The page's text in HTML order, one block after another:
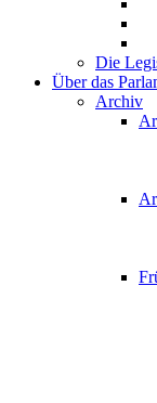
Die
Über das
Archiv